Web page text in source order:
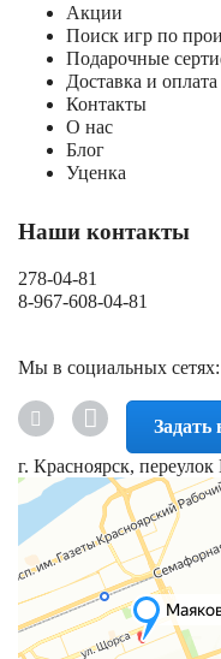
Акции
Поиск игр по
Подарочные
Доставка и оплата
Контакты
О нас
Блог
Уценка
Наши контакты
278-04-81
8-967-608-04-81
Мы в социальных сетях:
Задать
г. Красноярск,